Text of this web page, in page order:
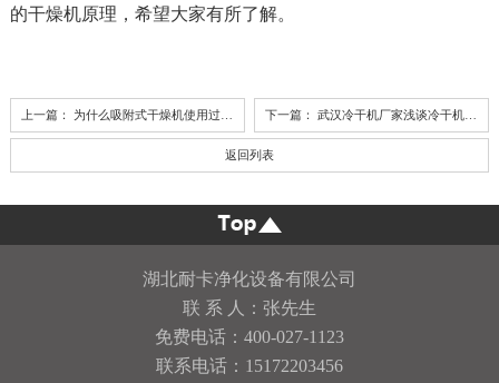
的干燥机原理，希望大家有所了解。
上一篇： 为什么吸附式干燥机使用过程中效果会变差？ 下一篇： 武汉冷干机厂家浅谈冷干机运行原理
返回列表
湖北耐卡净化设备有限公司
联 系 人：张先生
免费电话：400-027-1123
联系电话：15172203456